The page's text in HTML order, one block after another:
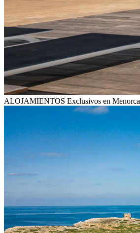
ALOJAMIENTOS Exclusivos en Menorca